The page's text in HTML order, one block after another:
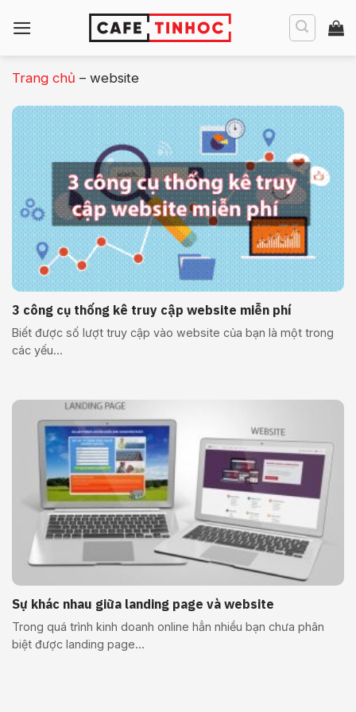
qua
dung
Trang chủ – website
3 công cụ thống kê truy cập website miễn phí
Biết được số lượt truy cập vào website của bạn là một trong
các yếu...
Sự khác nhau giữa landing page và website
Trong quá trình kinh doanh online hẳn nhiều bạn chưa phân
biệt được landing page...